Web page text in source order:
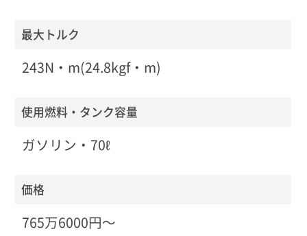
最大トルク
243N・m(24.8kgf・m)
使用燃料・タンク容量
ガソリン・70ℓ
価格
765万6000円〜